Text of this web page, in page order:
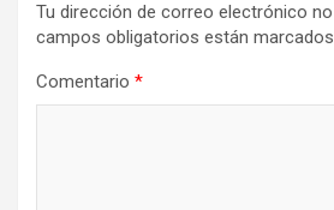
Tu dirección de correo electrónico
campos obligatorios están
Comentario *